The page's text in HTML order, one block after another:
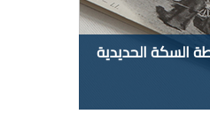
السكة الحديدية